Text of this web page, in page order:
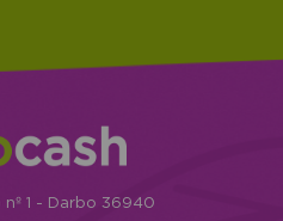
1 - Darbo 36940